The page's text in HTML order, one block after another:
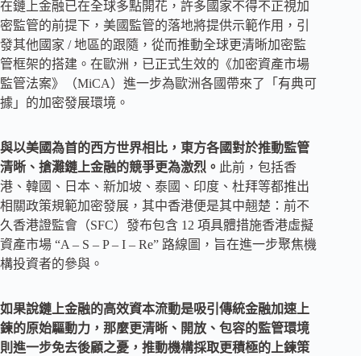
在鏈上金融已在全球多點開花，許多國家不得不正視加
密監管的前提下，美國監管的落地將提供示範作用，引
發其他國家 / 地區的跟隨，從而推動全球更清晰加密監
管框架的搭建。在歐洲，已正式生效的《加密資產市場
監管法案》（MiCA）進一步為歐洲各國帶來了「有典可
據」的加密發展環境。
與以美國為首的西方世界相比，東方各國對於推動監管
清晰、搶灘鏈上金融的競爭更為激烈。 此前，包括香
港、韓國、日本、新加坡、泰國、印度、杜拜等都推出
相關政策規範加密發展，其中香港便是其中翹楚：前不
久香港證監會（SFC）發布包含 12 項具體措施香港虛擬
資產市場 “A – S – P – I – Re” 路線圖，旨在進一步聚焦機
構投資者的參與。
如果說鏈上金融的高效資本流動是吸引傳統金融加速上
鍊的原始驅動力，那麼更清晰、開放、包容的監管環境
則進一步免去後顧之憂，推動機構採取更積極的上鍊策